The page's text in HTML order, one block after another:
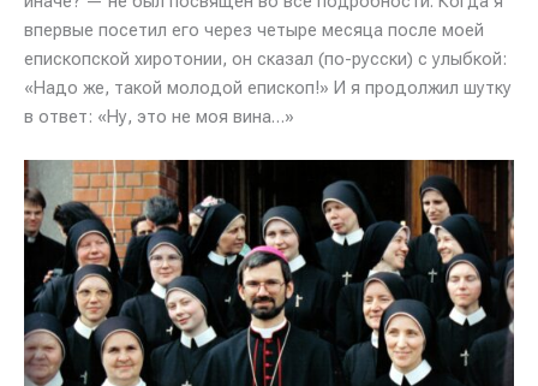
впервые посетил его через четыре месяца после моей
епископской хиротонии, он сказал (по-русски) с улыбкой:
«Надо же, такой молодой епископ!» И я продолжил шутку
в ответ: «Ну, это не моя вина…»